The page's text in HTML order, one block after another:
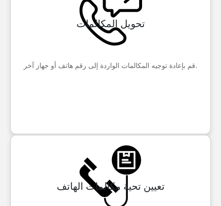
تحويل المكالمات
قم بإعادة توجيه المكالمات الواردة إلى رقم هاتف أو جهاز آخر.
تعيين تحية مكالمات الهاتف